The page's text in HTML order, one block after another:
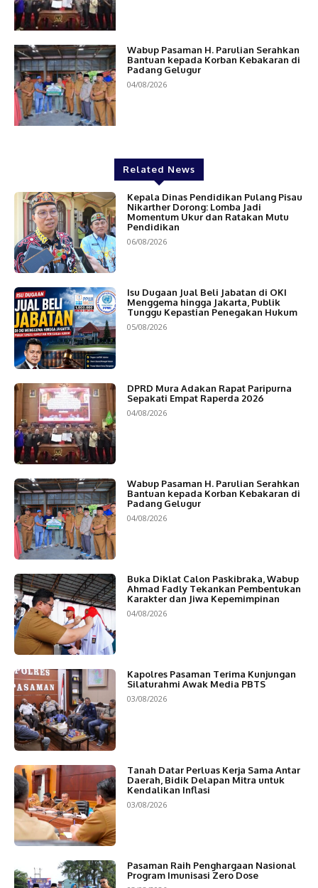
Wabup Pasaman H. Parulian Serahkan
Bantuan kepada Korban Kebakaran di
Padang Gelugur
04/08/2026
Related News
Kepala Dinas Pendidikan Pulang Pisau
Nikarther Dorong: Lomba Jadi
Momentum Ukur dan Ratakan Mutu
Pendidikan
06/08/2026
Isu Dugaan Jual Beli Jabatan di OKI
Menggema hingga Jakarta, Publik
Tunggu Kepastian Penegakan Hukum
05/08/2026
DPRD Mura Adakan Rapat Paripurna
Sepakati Empat Raperda 2026
04/08/2026
Wabup Pasaman H. Parulian Serahkan
Bantuan kepada Korban Kebakaran di
Padang Gelugur
04/08/2026
Buka Diklat Calon Paskibraka, Wabup
Ahmad Fadly Tekankan Pembentukan
Karakter dan Jiwa Kepemimpinan
04/08/2026
Kapolres Pasaman Terima Kunjungan
Silaturahmi Awak Media PBTS
03/08/2026
Tanah Datar Perluas Kerja Sama Antar
Daerah, Bidik Delapan Mitra untuk
Kendalikan Inflasi
03/08/2026
Pasaman Raih Penghargaan Nasional
Program Imunisasi Zero Dose